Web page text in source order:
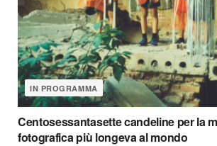
IN PROGRAMMA
Centosessantasette candeline per la
fotografica più longeva al mondo